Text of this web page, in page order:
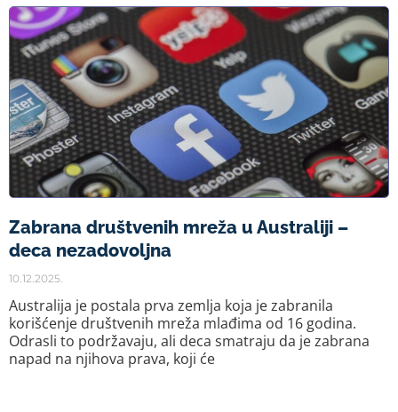
Zabrana društvenih mreža u Australiji –
deca nezadovoljna
10.12.2025.
Australija je postala prva zemlja koja je zabranila
korišćenje društvenih mreža mlađima od 16 godina.
Odrasli to podržavaju, ali deca smatraju da je zabrana
napad na njihova prava, koji će